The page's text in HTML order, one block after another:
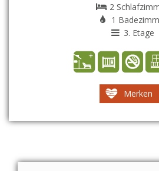
2
1
3. Etage
Merken